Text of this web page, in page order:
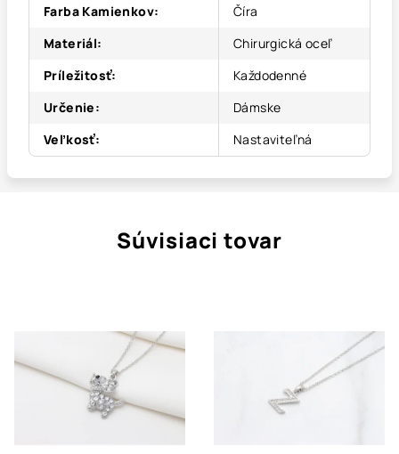
Farba Kamienkov:
Číra
Materiál:
Chirurgická oceľ
Príležitosť:
Každodenné
Určenie:
Dámske
Veľkosť: Nastaviteľná
Súvisiaci tovar